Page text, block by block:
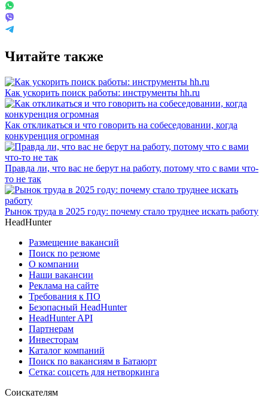
Читайте также
Как ускорить поиск работы: инструменты hh.ru
Как откликаться и что говорить на собеседовании, когда
конкуренция огромная
Правда ли, что вас не берут на работу, потому что с вами что-
то не так
Рынок труда в 2025 году: почему стало труднее искать работу
HeadHunter
Размещение вакансий
Поиск по резюме
О компании
Наши вакансии
Реклама на сайте
Требования к ПО
Безопасный HeadHunter
HeadHunter API
Партнерам
Инвесторам
Каталог компаний
Поиск по вакансиям в Батаюрт
Сетка: соцсеть для нетворкинга
Соискателям